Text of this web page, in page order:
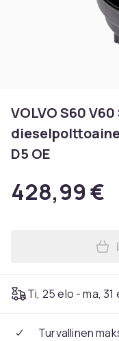
VOLVO S60
D5 OE
428,99 €
Ti, 25 elo - ma, 31
Turvallinen